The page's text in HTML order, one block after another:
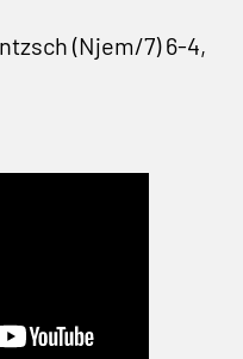
(Njem/7) 6-4,